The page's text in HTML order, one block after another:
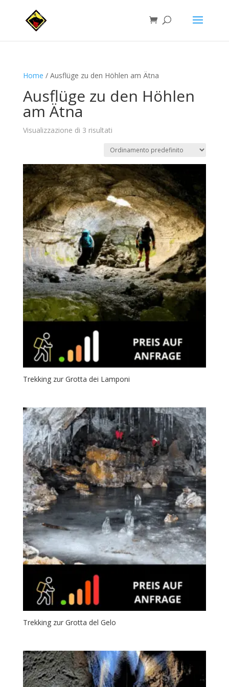
Home / Ausflüge zu den Höhlen am Ätna
Ausflüge zu den Höhlen
am Ätna
Visualizzazione di 3 risultati
Trekking zur Grotta dei Lamponi
Trekking zur Grotta del Gelo